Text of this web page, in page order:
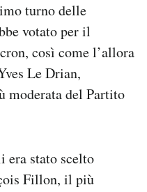
turno delle
votato per il
così come l’allora
Le Drian,
moderata del Partito
era stato scelto
Fillon, il più